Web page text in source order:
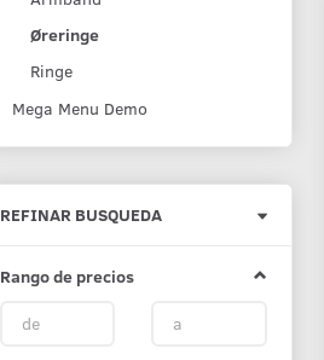
Øreringe
Ringe
Mega Menu Demo
REFINAR BUSQUEDA
Rango de precios